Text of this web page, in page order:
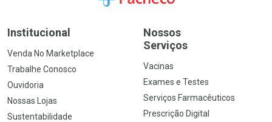
Institucional
Venda No Marketplace
Trabalhe Conosco
Ouvidoria
Nossas Lojas
Sustentabilidade
Nossos
Serviços
Vacinas
Exames e Testes
Serviços Farmacêuticos
Prescrição Digital